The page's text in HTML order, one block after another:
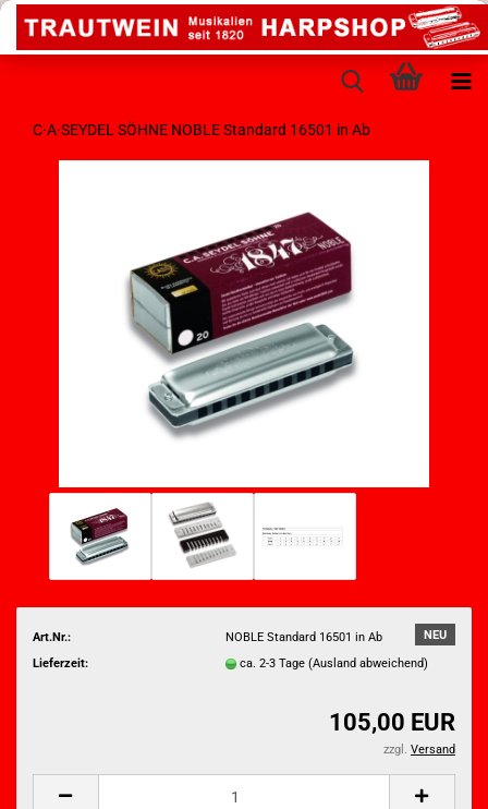
C·A·SEYDEL SÖHNE NOBLE Standard 16501 in Ab
NEU
Art.Nr.:
NOBLE Standard 16501 in Ab
Lieferzeit:
ca. 2-3 Tage (Ausland abweichend)
105,00 EUR
zzgl. Versand